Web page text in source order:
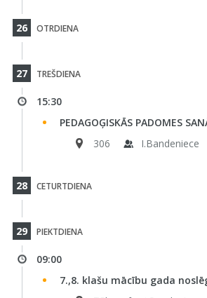
26 OTRDIENA
27 TREŠDIENA
15:30
PEDAGOĢISKĀS PADOMES
306
I.Bandeniece
28 CETURTDIENA
29 PIEKTDIENA
09:00
7.,8. klašu mācību gada